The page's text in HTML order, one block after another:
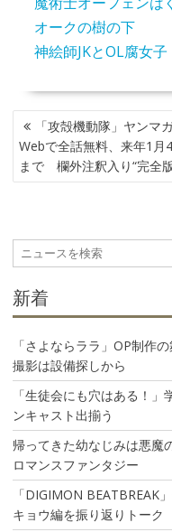
オークの樹の下
神絵師JKとOL腐女子
投
稿
ナ
ビ
シ
ョ
「攻殻機動隊」ヤンマ
Webで全話無料、来年1月
まで 欄外注釈入り“完全
新着
「さよならララ」OP制作
撮影は設備探しから
「生徒会にも穴はある！
ンキャスト出揃う
帰ってきた幼なじみは悪魔
ロマンスファンタジー
「DIGIMON BEATBREAK
キョウ編を振り返りトーク